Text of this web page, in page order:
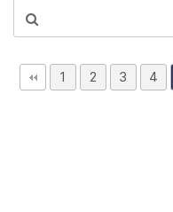
1 2 3 4